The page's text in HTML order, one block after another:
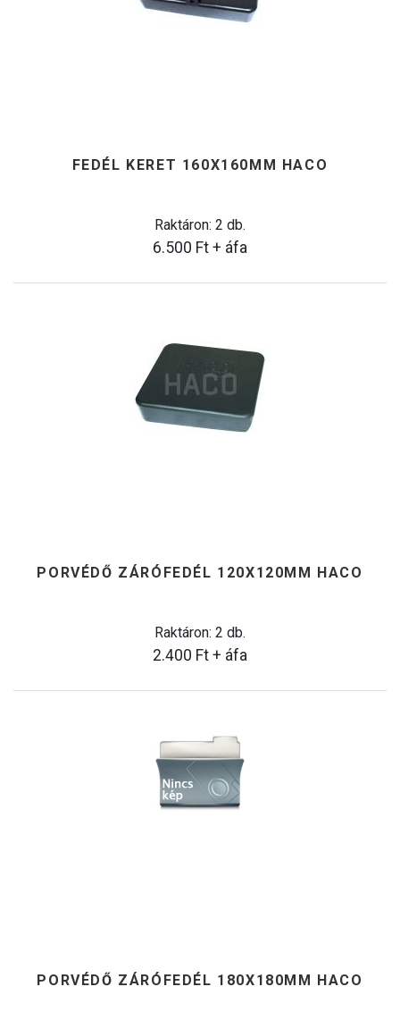
FEDÉL KERET 160X160MM HACO
Raktáron: 2 db.
6.500 Ft + áfa
PORVÉDŐ ZÁRÓFEDÉL 120X120MM HACO
Raktáron: 2 db.
2.400 Ft + áfa
PORVÉDŐ ZÁRÓFEDÉL 180X180MM HACO